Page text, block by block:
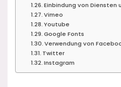
Einbindung von Diensten
Vimeo
Youtube
Google Fonts
Verwendung von
Twitter
Instagram